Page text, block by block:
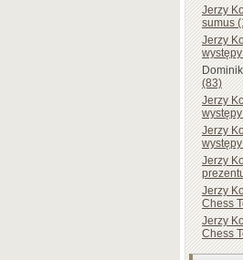
Jerzy
sumus
Jerzy
Dominik
(83)
Jerzy
Jerzy
Jerzy
Jerzy
Chess
Jerzy
Chess